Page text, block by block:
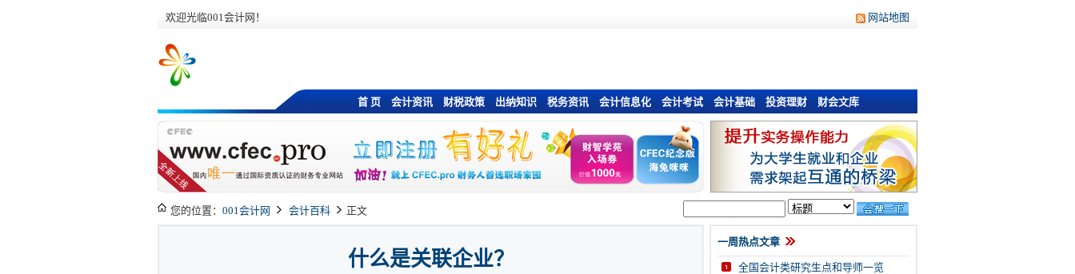
欢迎光临001会计网！ 网站地图
首 页 会计资讯 财税政策 出纳知识 税务资讯 会计信息化 会计考试 会计基础 投资理财 财会文库
您的位置： 001会计网 会计百科 正文
什么是关联企业？
一周热点文章
全国会计类研究生点和导师一览